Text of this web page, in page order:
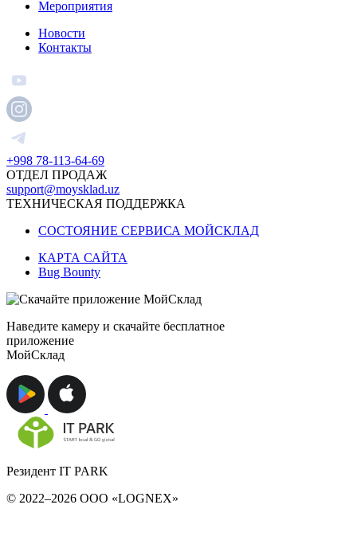
Мероприятия
Новости
Контакты
+998 78-113-64-69
ОТДЕЛ ПРОДАЖ
support@moysklad.uz
ТЕХНИЧЕСКАЯ ПОДДЕРЖКА
СОСТОЯНИЕ СЕРВИСА МОЙСКЛАД
КАРТА САЙТА
Bug Bounty
Наведите камеру и скачайте бесплатное
приложение
МойСклад
Резидент IT PARK
© 2022–2026 ООО «LOGNEX»